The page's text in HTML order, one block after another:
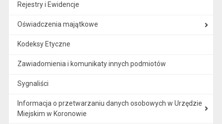
Rejestry i Ewidencje
Oświadczenia majątkowe
Kodeksy Etyczne
Zawiadomienia i komunikaty innych podmiotów
Sygnaliści
Informacja o przetwarzaniu danych osobowych w Urzędzie
Miejskim w Koronowie